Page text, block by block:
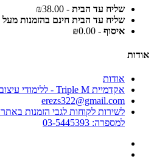
שליח עד הבית - ₪38.00
שליח עד הבית חינם בהזמנות מעל 299 שח
איסוף - ₪0.00
אודות
אודות
אקדמיית Triple M - ללימודי עיצוב שיער
erezs322@gmail.com
למספרה: 03-5445393